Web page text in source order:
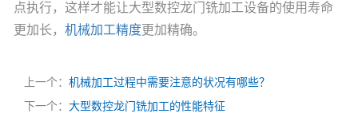
点执行，这样才能让大型数控龙门铣加工设备的使用寿命
更加长， 机械加工精度更加精确。
上一个： 机械加工过程中需要注意的状况有哪些？
下一个： 大型数控龙门铣加工的性能特征